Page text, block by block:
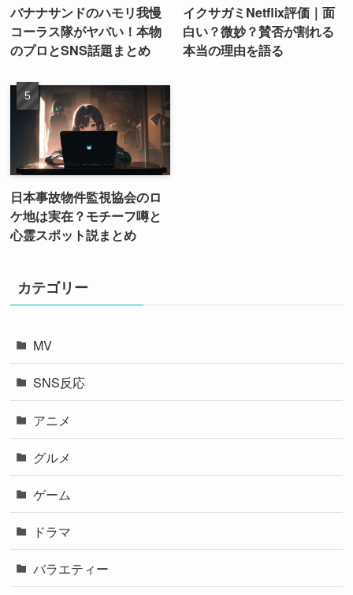
バナナサンドのハモリ我慢
コーラス隊がヤバい！本物
のプロとSNS話題まとめ
イクサガミNetflix評価｜面
白い？微妙？賛否が割れる
本当の理由を語る
日本事故物件監視協会のロ
ケ地は実在？モチーフ噂と
心霊スポット説まとめ
カテゴリー
MV
SNS反応
アニメ
グルメ
ゲーム
ドラマ
バラエティー